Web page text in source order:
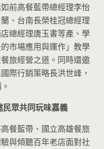
前高餐藍帶總經理李怡
、台南長榮桂冠總經理
總經理唐玉書等產、學
市場應用與運作」教學
旅經營之道。同時還邀
際行銷策略長洪世峰，
民眾共同玩味嘉義
餐藍帶、國立高雄餐旅
與傾聽百年老店面對社